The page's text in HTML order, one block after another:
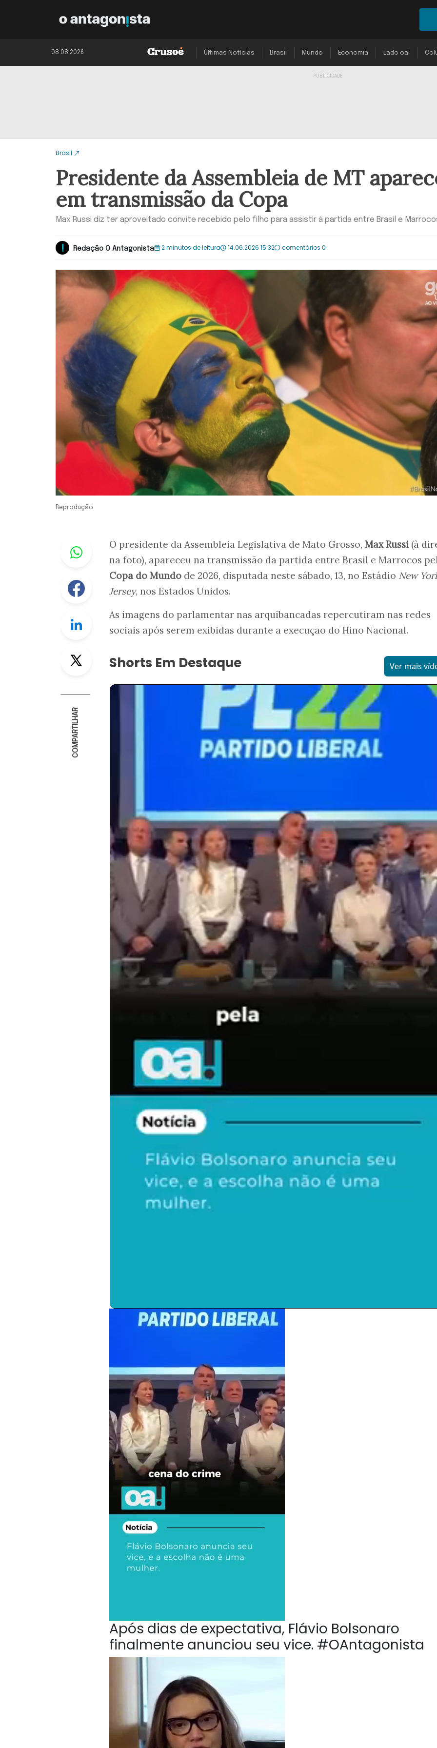
08.08.2026 Últimas Notícias Brasil Mundo Economia Lado oa!
Brasil
Presidente da Assembleia de MT
em transmissão da Copa
Max Russi diz ter aproveitado convite recebido pelo filho para assistir à partida entre Brasil e
Redação O Antagonista 2 minutos de leitura 14.06.2026 15:32 comentários 0
Reprodução
Whastapp
Facebook
Linkedin
COMPARTILHAR
O presidente da Assembleia Legislativa de Mato Grosso, Max Russi (à
na foto), apareceu na transmissão da partida entre Brasil e Marrocos
Copa do Mundo de 2026, disputada neste sábado, 13, no Estádio New
Jersey, nos Estados Unidos.
As imagens do parlamentar nas arquibancadas repercutiram nas redes
sociais após serem exibidas durante a execução do Hino Nacional.
Shorts Em Destaque Ver mais
Após dias de expectativa, Flávio Bolsonaro
finalmente anunciou seu vice. #OAntagonista